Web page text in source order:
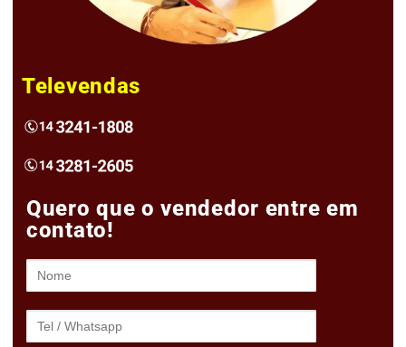
Televendas
Quero que o vendedor entre em
contato!